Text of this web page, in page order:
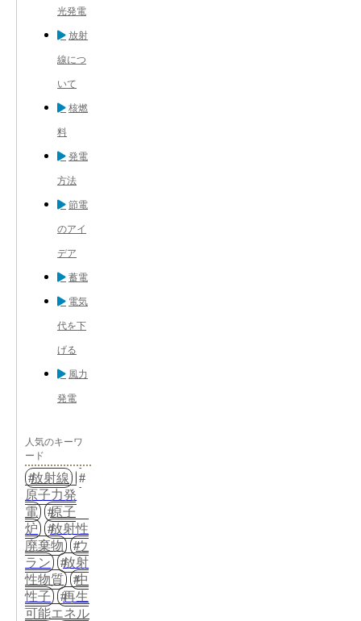
光発電
放射
線につ
いて
核燃
料
発電
方法
節電
のアイ
デア
蓄電
電気
代を下
げる
風力
発電
人気のキーワ
ード
放射線
原子力発
電
原子
炉
放射性
廃棄物
ウ
ラン
放射
性物質
中
性子
再生
可能エネル